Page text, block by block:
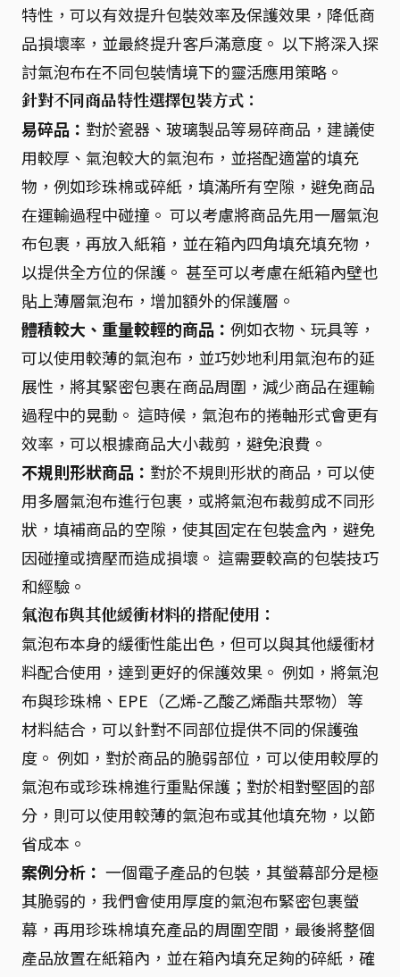
特性，可以有效提升包裝效率及保護效果，降低商
品損壞率，並最終提升客戶滿意度。 以下將深入探
討氣泡布在不同包裝情境下的靈活應用策略。
針對不同商品特性選擇包裝方式：
易碎品： 對於瓷器、玻璃製品等易碎商品，建議使
用較厚、氣泡較大的氣泡布，並搭配適當的填充
物，例如珍珠棉或碎紙，填滿所有空隙，避免商品
在運輸過程中碰撞。 可以考慮將商品先用一層氣泡
布包裹，再放入紙箱，並在箱內四角填充填充物，
以提供全方位的保護。 甚至可以考慮在紙箱內壁也
貼上薄層氣泡布，增加額外的保護層。
體積較大、重量較輕的商品： 例如衣物、玩具等，
可以使用較薄的氣泡布，並巧妙地利用氣泡布的延
展性，將其緊密包裹在商品周圍，減少商品在運輸
過程中的晃動。 這時候，氣泡布的捲軸形式會更有
效率，可以根據商品大小裁剪，避免浪費。
不規則形狀商品： 對於不規則形狀的商品，可以使
用多層氣泡布進行包裹，或將氣泡布裁剪成不同形
狀，填補商品的空隙，使其固定在包裝盒內，避免
因碰撞或擠壓而造成損壞。 這需要較高的包裝技巧
和經驗。
氣泡布與其他緩衝材料的搭配使用：
氣泡布本身的緩衝性能出色，但可以與其他緩衝材
料配合使用，達到更好的保護效果。 例如，將氣泡
布與珍珠棉、EPE（乙烯-乙酸乙烯酯共聚物）等
材料結合，可以針對不同部位提供不同的保護強
度。 例如，對於商品的脆弱部位，可以使用較厚的
氣泡布或珍珠棉進行重點保護；對於相對堅固的部
分，則可以使用較薄的氣泡布或其他填充物，以節
省成本。
案例分析： 一個電子產品的包裝，其螢幕部分是極
其脆弱的，我們會使用厚度的氣泡布緊密包裹螢
幕，再用珍珠棉填充產品的周圍空間，最後將整個
產品放置在紙箱內，並在箱內填充足夠的碎紙，確